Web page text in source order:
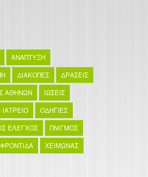
ΑΝΑΠΤΥΞΗ
ΔΙΑΚΟΠΕΣ
ΔΡΑΣΕΙΣ
ΑΘΗΝΩΝ
ΙΩΣΕΙΣ
ΟΔΗΓΙΕΣ
ΕΛΕΓΧΟΣ
ΠΝΙΓΜΟΣ
ΦΡΟΝΤΙΔΑ
ΧΕΙΜΩΝΑΣ